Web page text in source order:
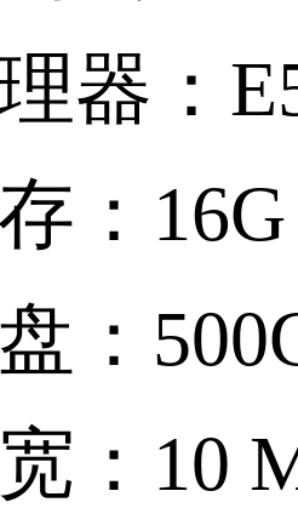
：E5-
16G
10